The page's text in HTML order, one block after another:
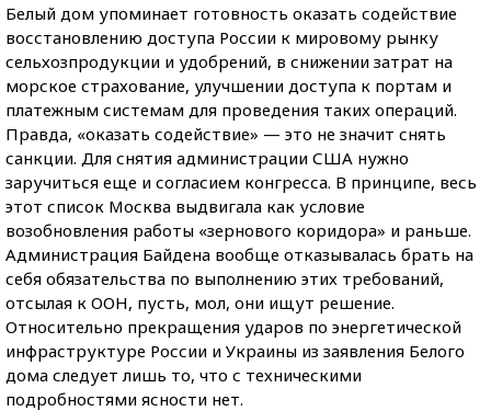
Белый дом упоминает готовность оказать содействие
восстановлению доступа России к мировому рынку
сельхозпродукции и удобрений, в снижении затрат на
морское страхование, улучшении доступа к портам и
платежным системам для проведения таких операций.
Правда, «оказать содействие» — это не значит снять
санкции. Для снятия администрации США нужно
заручиться еще и согласием конгресса. В принципе, весь
этот список Москва выдвигала как условие
возобновления работы «зернового коридора» и раньше.
Администрация Байдена вообще отказывалась брать на
себя обязательства по выполнению этих требований,
отсылая к ООН, пусть, мол, они ищут решение.
Относительно прекращения ударов по энергетической
инфраструктуре России и Украины из заявления Белого
дома следует лишь то, что с техническими
подробностями ясности нет.